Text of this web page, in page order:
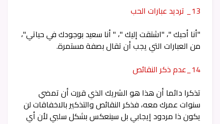
13_ ترديد عبارات الحب
"أنا أحبك "، "اشتقت إليك "، " أنا سعيد بوجودك في حياتي"،
من العبارات التي يجب أن تقال بصفة مستمرة.
14_عدم ذكر النقائص
تذكرا دائما أن هذا هو الشريك الذي قررت أن تمضي
سنوات عمرك معه، فذكر النقائص والتذكير بالاخفاقات لن
يكون ذا مردود إيجابي بل سينعكس بشكل سلبي لأن أي